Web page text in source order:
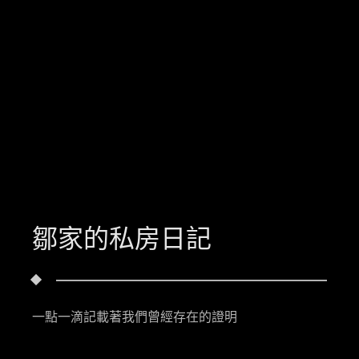
鄒家的私房日記
一點一滴記載著我們曾經存在的證明